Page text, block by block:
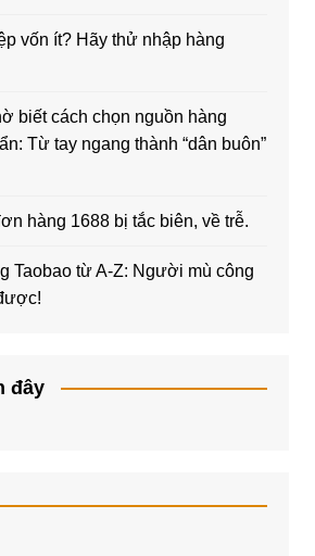
vốn ít? Hãy thử nhập hàng
biết cách chọn nguồn hàng
Từ tay ngang thành “dân buôn”
hàng 1688 bị tắc biên, về trễ.
Taobao từ A-Z: Người mù công
đây